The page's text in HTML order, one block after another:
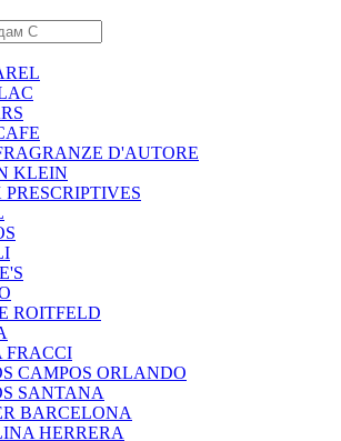
D'AUTORE
KLEIN
ROITFELD
FRACCI
CAMPOS ORLANDO
SANTANA
BARCELONA
HERRERA